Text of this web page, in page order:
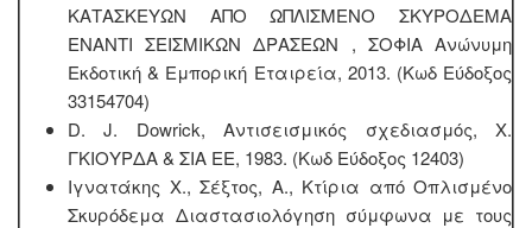
ΚΑΤΑΣΚΕΥΩΝ ΑΠΟ ΩΠΛΙΣΜΕΝΟ ΣΚΥΡΟΔΕΜΑ
ΕΝΑΝΤΙ ΣΕΙΣΜΙΚΩΝ ΔΡΑΣΕΩΝ , ΣΟΦΙΑ Ανώνυμη
Εκδοτική & Εμπορική Εταιρεία, 2013. (Κωδ Εύδοξος
33154704)
D. J. Dowrick, Αντισεισμικός σχεδιασμός, Χ.
ΓΚΙΟΥΡΔΑ & ΣΙΑ ΕΕ, 1983. (Κωδ Εύδοξος 12403)
Ιγνατάκης Χ., Σέξτος, Α., Κτίρια από Οπλισμένο
Σκυρόδεμα Διαστασιολόγηση σύμφωνα με τους